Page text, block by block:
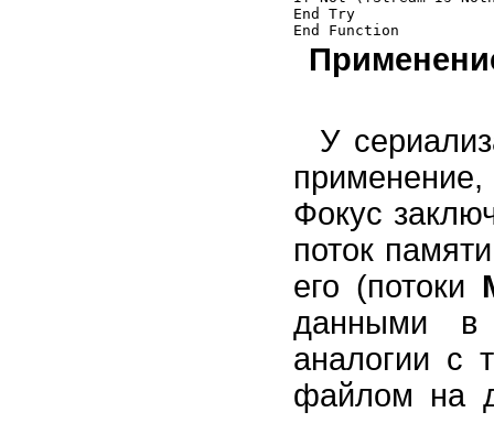
End Try
У
Фокус
поток
его (потоки
данными в
аналогии с
файлом на